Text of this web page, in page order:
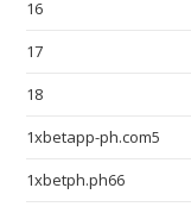
16
17
18
1xbetapp-ph.com5
1xbetph.ph66